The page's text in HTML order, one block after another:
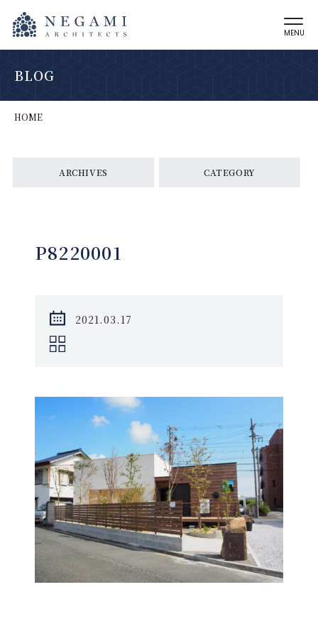
MENU
BLOG
HOME
ARCHIVES CATEGORY
P8220001
2021.03.17